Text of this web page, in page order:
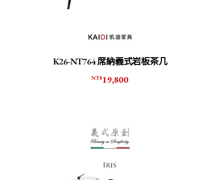
K26-NT764 席納義式岩板茶几
NT$19,800